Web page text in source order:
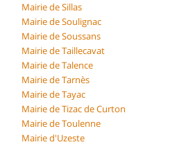
Mairie de Sillas
Mairie de Soulignac
Mairie de Soussans
Mairie de Taillecavat
Mairie de Talence
Mairie de Tarnès
Mairie de Tayac
Mairie de Tizac de Curton
Mairie de Toulenne
Mairie d'Uzeste